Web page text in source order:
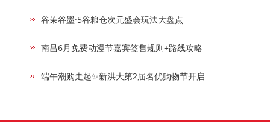
谷茉谷墨·5谷粮仓次元盛会玩法大盘点
南昌6月免费动漫节嘉宾签售规则+路线攻略
端午潮购走起✨新洪大第2届名优购物节开启